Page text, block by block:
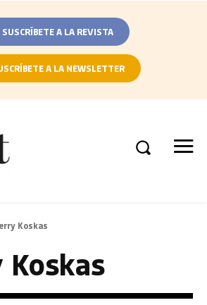
SUSCRÍBETE A LA REVISTA
A LA NEWSLETTER
Koskas